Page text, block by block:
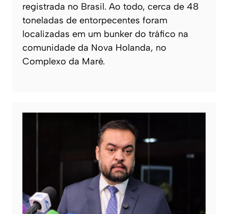
registrada no Brasil. Ao todo, cerca de 48
toneladas de entorpecentes foram
localizadas em um bunker do tráfico na
comunidade da Nova Holanda, no
Complexo da Maré.